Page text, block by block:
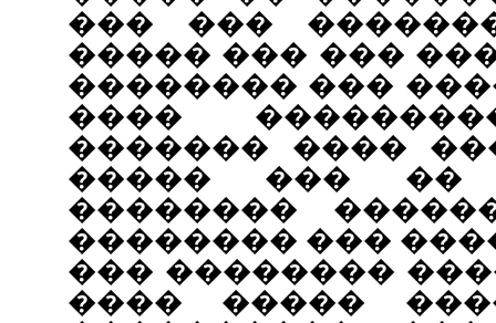
��� ���
����� ��� ���
�������� ���
����
������� ����
����� ��� ��
��������
�������� ���
��� ��������
���� �����